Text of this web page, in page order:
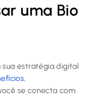
uma Bio
estratégia digital
,
se conecta com